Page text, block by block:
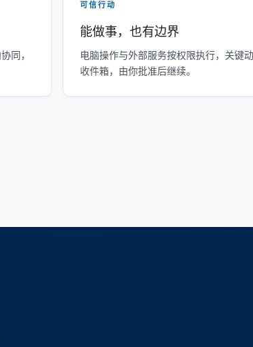
同，
可信行动
能做事，也有边界
电脑操作与外部服务按权限执行，关键
收件箱，由你批准后继续。